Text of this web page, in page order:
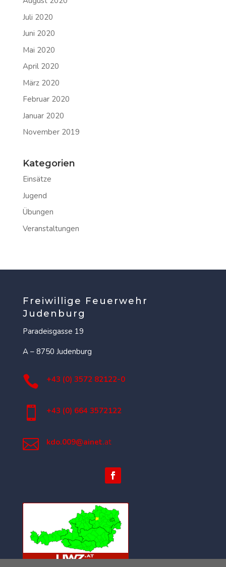
Juli 2020
Juni 2020
Mai 2020
April 2020
März 2020
Februar 2020
Januar 2020
November 2019
Kategorien
Einsätze
Jugend
Übungen
Veranstaltungen
Freiwillige Feuerwehr
Judenburg
Paradeisgasse 19
A – 8750 Judenburg
 +43 (0) 3572 82122-0
 +43 (0) 664 3572122
 kdo.009@ainet.at